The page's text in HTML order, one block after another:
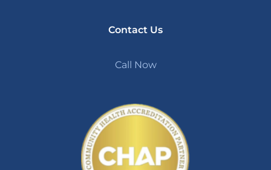
Contact Us
Call Now